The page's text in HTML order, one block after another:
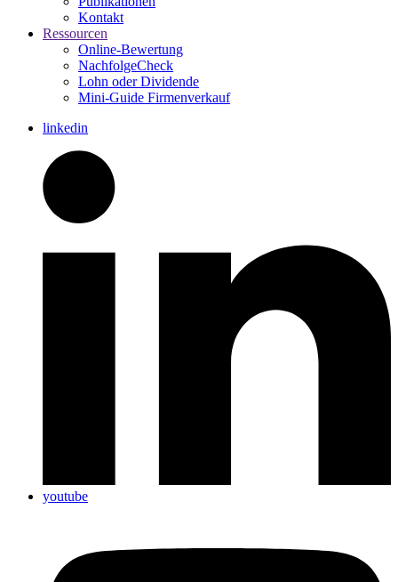
Kontakt
Ressourcen
Online-Bewertung
NachfolgeCheck
Lohn oder Dividende
Mini-Guide Firmenverkauf
linkedin
youtube